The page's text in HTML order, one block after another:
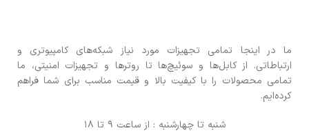
ما در اینجا تمامی تجهیزات مورد نیاز شبکه‌های کامپیوتری و
ارتباطاتی. از کابل‌ها و سوئیچ‌ها تا روترها و تجهیزات امنیتی، ما
تمامی محصولات را با کیفیت بالا و قیمت مناسب برای شما فراهم
کرده‌ایم.
شنبه تا چهارشنبه : از ساعت 9 تا 18